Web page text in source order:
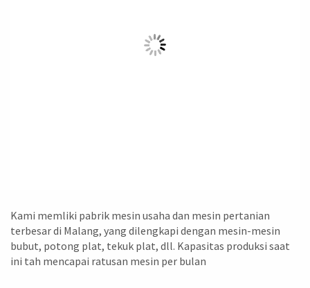
Kami memliki pabrik mesin usaha dan mesin pertanian
terbesar di Malang, yang dilengkapi dengan mesin-mesin
bubut, potong plat, tekuk plat, dll. Kapasitas produksi saat
ini tah mencapai ratusan mesin per bulan